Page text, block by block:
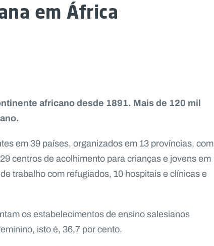
em África
africano desde 1891. Mais de 120 mil
em 39 países, organizados em 13 províncias, com
centros de acolhimento para crianças e jovens em
trabalho com refugiados, 10 hospitais e clínicas e
os estabelecimentos de ensino salesianos
isto é, 36,7 por cento.